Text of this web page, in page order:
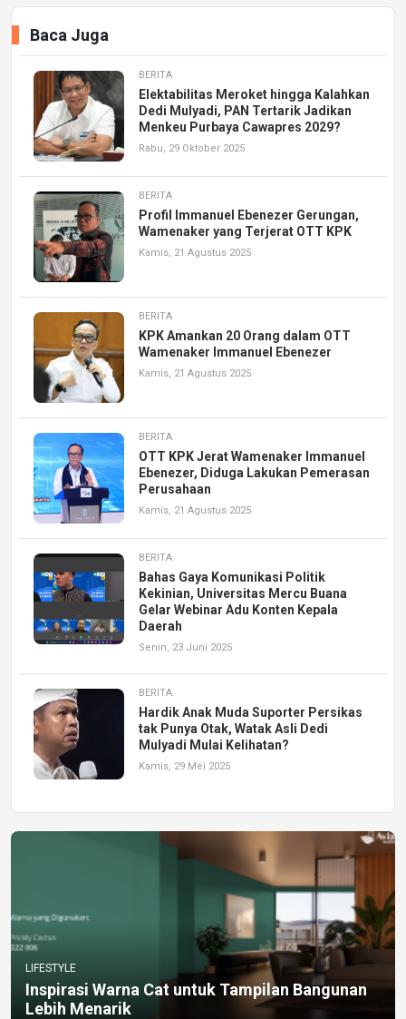
Baca Juga
BERITA
Elektabilitas Meroket hingga Kalahkan
Dedi Mulyadi, PAN Tertarik Jadikan
Menkeu Purbaya Cawapres 2029?
Rabu, 29 Oktober 2025
BERITA
Profil Immanuel Ebenezer Gerungan,
Wamenaker yang Terjerat OTT KPK
Kamis, 21 Agustus 2025
BERITA
KPK Amankan 20 Orang dalam OTT
Wamenaker Immanuel Ebenezer
Kamis, 21 Agustus 2025
BERITA
OTT KPK Jerat Wamenaker Immanuel
Ebenezer, Diduga Lakukan Pemerasan
Perusahaan
Kamis, 21 Agustus 2025
BERITA
Bahas Gaya Komunikasi Politik
Kekinian, Universitas Mercu Buana
Gelar Webinar Adu Konten Kepala
Daerah
Senin, 23 Juni 2025
BERITA
Hardik Anak Muda Suporter Persikas
tak Punya Otak, Watak Asli Dedi
Mulyadi Mulai Kelihatan?
Kamis, 29 Mei 2025
LIFESTYLE
Inspirasi Warna Cat untuk Tampilan Bangunan
Lebih Menarik